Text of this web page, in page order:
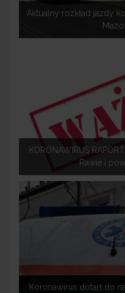
Aktualny rozkład jazdy
KORONAWIRUS
Rawie i
Koronawirus dotarł do